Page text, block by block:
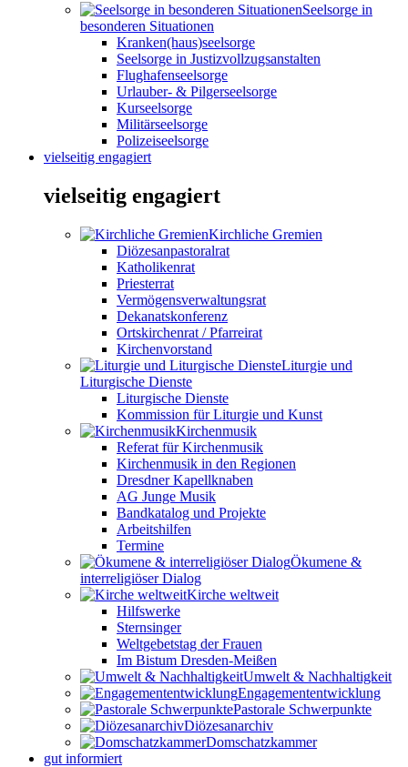
Seelsorge in
besonderen Situationen
Kranken(haus)seelsorge
Seelsorge in Justizvollzugsanstalten
Flughafenseelsorge
Urlauber- & Pilgerseelsorge
Kurseelsorge
Militärseelsorge
Polizeiseelsorge
vielseitig engagiert
vielseitig engagiert
Kirchliche Gremien
Diözesanpastoralrat
Katholikenrat
Priesterrat
Vermögensverwaltungsrat
Dekanatskonferenz
Ortskirchenrat / Pfarreirat
Kirchenvorstand
Liturgie und
Liturgische Dienste
Liturgische Dienste
Kommission für Liturgie und Kunst
Kirchenmusik
Referat für Kirchenmusik
Kirchenmusik in den Regionen
Dresdner Kapellknaben
AG Junge Musik
Bandkatalog und Projekte
Arbeitshilfen
Termine
Ökumene &
interreligiöser Dialog
Kirche weltweit
Hilfswerke
Sternsinger
Weltgebetstag der Frauen
Im Bistum Dresden-Meißen
Umwelt & Nachhaltigkeit
Engagemententwicklung
Pastorale Schwerpunkte
Diözesanarchiv
Domschatzkammer
gut informiert